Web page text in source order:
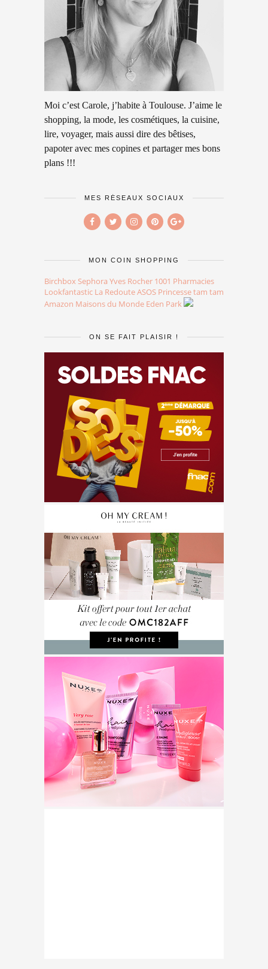
Moi c’est Carole, j’habite à Toulouse. J’aime le
shopping, la mode, les cosmétiques, la cuisine,
lire, voyager, mais aussi dire des bêtises,
papoter avec mes copines et partager mes bons
plans !!!
MES RÉSEAUX SOCIAUX
MON COIN SHOPPING
Birchbox Sephora Yves Rocher 1001 Pharmacies
Lookfantastic La RedouteASOS Princesse tam tam
Amazon Maisons du Monde Eden Park
ON SE FAIT PLAISIR !